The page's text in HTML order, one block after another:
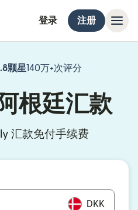
登录 注册
颗星140万+次评分
根廷汇款
汇款免付手续费
DKK